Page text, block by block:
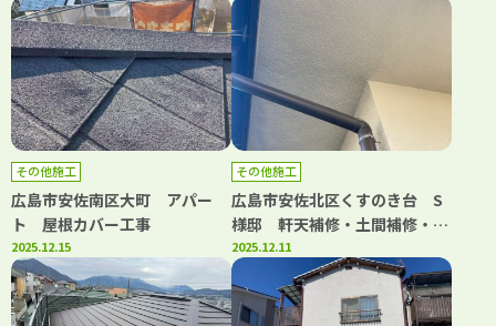
その他施工
広島市安佐南区大町 アパー
ト 屋根カバー工事
2025.12.15
その他施工
広島市安佐北区くすのき台 S
様邸 軒天補修・土間補修・屋
根補修工事
2025.12.11